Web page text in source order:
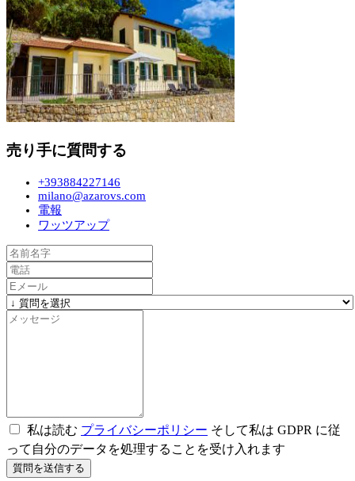
売り手に質問する
+393884227146
milano@azarovs.com
電報
ワッツアップ
私は読む プライバシーポリシー そして私は GDPR に従
って自分のデータを処理することを受け入れます
質問を送信する